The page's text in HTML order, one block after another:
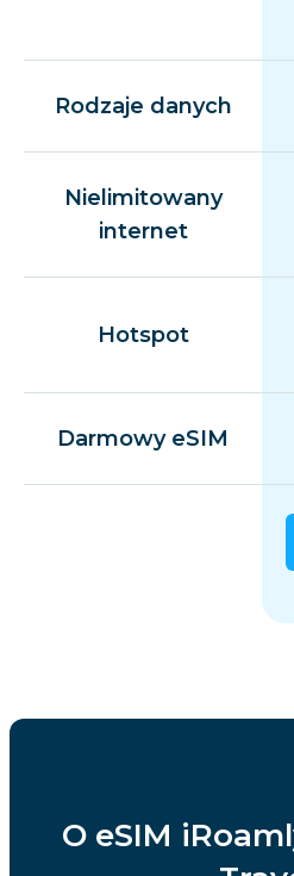
Rodzaje danych
Nielimitowany
internet
Hotspot
Darmowy eSIM
O eSIM